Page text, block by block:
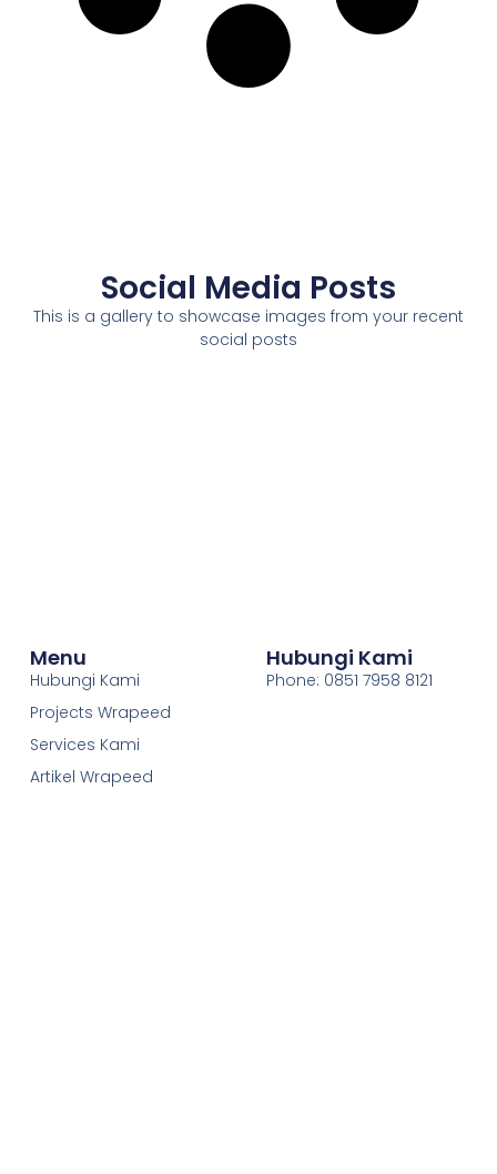
Social Media Posts
This is a gallery to showcase images from your recent
social posts
Menu
Hubungi Kami
Projects Wrapeed
Services Kami
Artikel Wrapeed
Hubungi Kami
Phone: 0851 7958 8121